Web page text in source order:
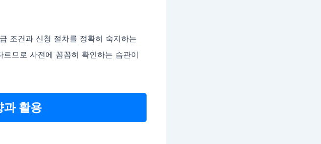
조건과 신청 절차를 정확히 숙지하는
므로 사전에 꼼꼼히 확인하는 습관이
과 활용